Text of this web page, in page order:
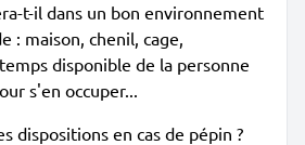
t-il dans un bon environnement
: maison, chenil, cage,
disponible de la personne
s'en occuper...
dispositions en cas de pépin ?